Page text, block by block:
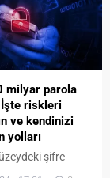
milyar parola
İşte riskleri
ve kendinizi
yolları
şifre